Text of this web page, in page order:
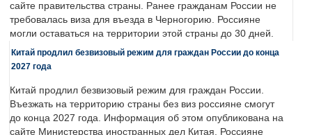
сайте правительства страны. Ранее гражданам России не
требовалась виза для въезда в Черногорию. Россияне
могли оставаться на территории этой страны до 30 дней.
Китай продлил безвизовый режим для граждан России до конца
2027 года
Китай продлил безвизовый режим для граждан России.
Въезжать на территорию страны без виз россияне смогут
до конца 2027 года. Информация об этом опубликована на
сайте Министерства иностранных дел Китая. Россияне